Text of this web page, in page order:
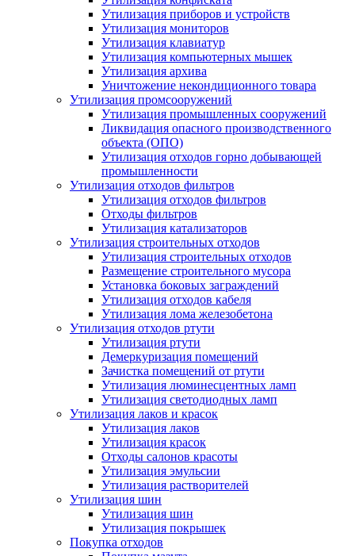
Утилизация приборов и устройств
Утилизация мониторов
Утилизация клавиатур
Утилизация компьютерных мышек
Утилизация архива
Уничтожение некондиционного товара
Утилизация промсооружений
Утилизация промышленных сооружений
Ликвидация опасного производственного
объекта (ОПО)
Утилизация отходов горно добывающей
промышленности
Утилизация отходов фильтров
Утилизация отходов фильтров
Отходы фильтров
Утилизация катализаторов
Утилизация строительных отходов
Утилизация строительных отходов
Размещение строительного мусора
Установка боковых заграждений
Утилизация отходов кабеля
Утилизация лома железобетона
Утилизация отходов ртути
Утилизация ртути
Демеркуризация помещений
Зачистка помещений от ртути
Утилизация люминесцентных ламп
Утилизация светодиодных ламп
Утилизация лаков и красок
Утилизация лаков
Утилизация красок
Отходы салонов красоты
Утилизация эмульсии
Утилизация растворителей
Утилизация шин
Утилизация шин
Утилизация покрышек
Покупка отходов